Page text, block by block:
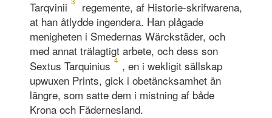
Tarqvinii
regemente, af Historie-skrifwarena,
at han åtlydde ingendera. Han plågade
menigheten i Smedernas Wärckstäder, och
med annat trälagtigt arbete, och dess son
Sextus Tarquinius 4 , en i wekligit sällskap
upwuxen Prints, gick i obetäncksamhet än
längre, som satte dem i mistning af både
Krona och Fädernesland.